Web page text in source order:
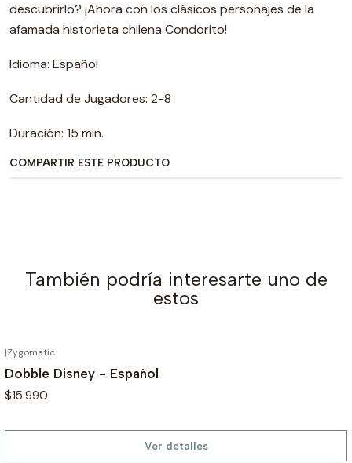
descubrirlo? ¡Ahora con los clásicos personajes de la
afamada historieta chilena Condorito!
Idioma: Español
Cantidad de Jugadores: 2-8
Duración: 15 min.
COMPARTIR ESTE PRODUCTO
También podría interesarte uno de
estos
|Zygomatic
Dobble Disney - Español
$15.990
Ver detalles